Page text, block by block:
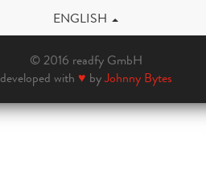
ENGLISH
© 2016 readfy GmbH
developed with ♥ byJohnny Bytes